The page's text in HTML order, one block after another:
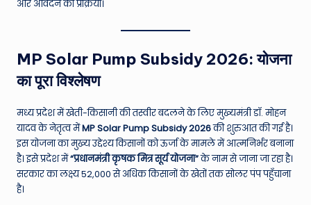
s
ro
u
d
T
h
e
और आवेदन की प्रक्रिया।
MP Solar Pump Subsidy 2026: योजना
का पूरा विश्लेषण
मध्य प्रदेश में खेती-किसानी की तस्वीर बदलने के लिए मुख्यमंत्री डॉ. मोहन
यादव के नेतृत्व मेंMP Solar Pump Subsidy 2026की शुरुआत की गई है।
इस योजना का मुख्य उद्देश्य किसानों को ऊर्जा के मामले में आत्मनिर्भर बनाना
है। इसे प्रदेश में“प्रधानमंत्री कृषक मित्र सूर्य योजना”के नाम से जाना जा रहा है।
सरकार का लक्ष्य 52,000 से अधिक किसानों के खेतों तक सोलर पंप पहुँचाना
है।